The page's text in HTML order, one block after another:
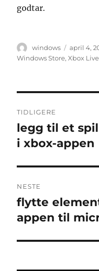
godtar.
Forfatter
windows Publisert
april 4,
Windows Store,Xbox Live
TIDLIGERE
Forrige
innlegg:
legg til et
i xbox-appen
NESTE
Neste
innlegg:
flytte
appen til